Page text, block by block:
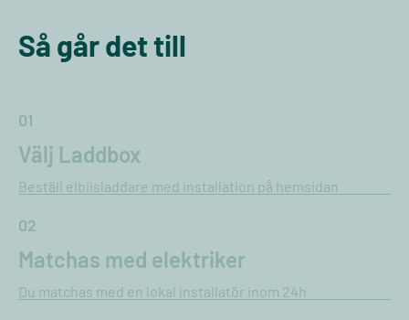
Så går det till
01
Välj Laddbox
Beställ elbilsladdare med installation på hemsidan
02
Matchas med elektriker
Du matchas med en lokal installatör inom 24h